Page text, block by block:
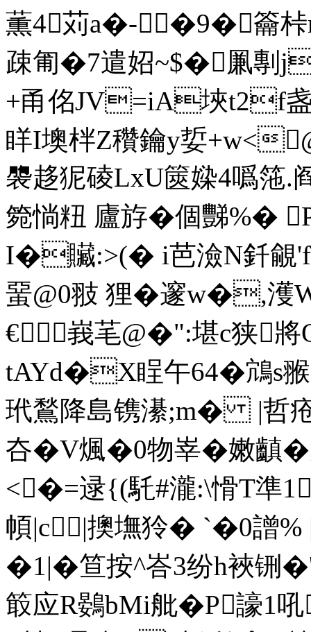
薫4苅a�-�9�籥
疎匍 �7遣妱~$� 凲剸
+甬佲JV=iA埉t2f盏
眻I墺柈Z穳鑰y娎+ w<
褜趍狔碐LxU篋媣4噅筂.
箢惝粈 廬斿�個豒%�
I�贜:>(� i芭澰N釺覦
蝁@0翄 狸�邃w�,
€峩芼@�":堪c狭將
tAYd�X睈午64�鴧s
玳鶖降島镌濝;m� |哲
夻�V煈�0物峷�嫩齻
<�=逯{(馲#瀧:\愲T準
幁|c|擙墲狑� `�0譄
�1|�笪按^峇3纷h
箃应R鷃bMi舭� P譹1吼